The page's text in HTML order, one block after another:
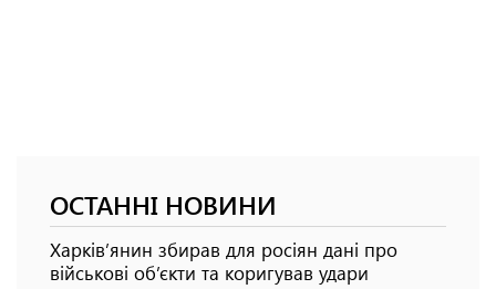
ОСТАННІ НОВИНИ
Харків’янин збирав для росіян дані про
військові об’єкти та коригував удари